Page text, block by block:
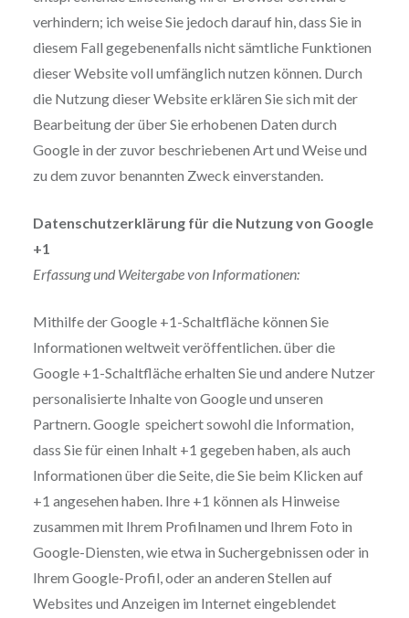
verhindern; ich weise Sie jedoch darauf hin, dass Sie in
diesem Fall gegebenenfalls nicht sämtliche Funktionen
dieser Website voll umfänglich nutzen können. Durch
die Nutzung dieser Website erklären Sie sich mit der
Bearbeitung der über Sie erhobenen Daten durch
Google in der zuvor beschriebenen Art und Weise und
zu dem zuvor benannten Zweck einverstanden.
Datenschutzerklärung für die Nutzung von Google
+1
Erfassung und Weitergabe von Informationen:
Mithilfe der Google +1-Schaltfläche können Sie
Informationen weltweit veröffentlichen. über die
Google +1-Schaltfläche erhalten Sie und andere Nutzer
personalisierte Inhalte von Google und unseren
Partnern. Google speichert sowohl die Information,
dass Sie für einen Inhalt +1 gegeben haben, als auch
Informationen über die Seite, die Sie beim Klicken auf
+1 angesehen haben. Ihre +1 können als Hinweise
zusammen mit Ihrem Profilnamen und Ihrem Foto in
Google-Diensten, wie etwa in Suchergebnissen oder in
Ihrem Google-Profil, oder an anderen Stellen auf
Websites und Anzeigen im Internet eingeblendet